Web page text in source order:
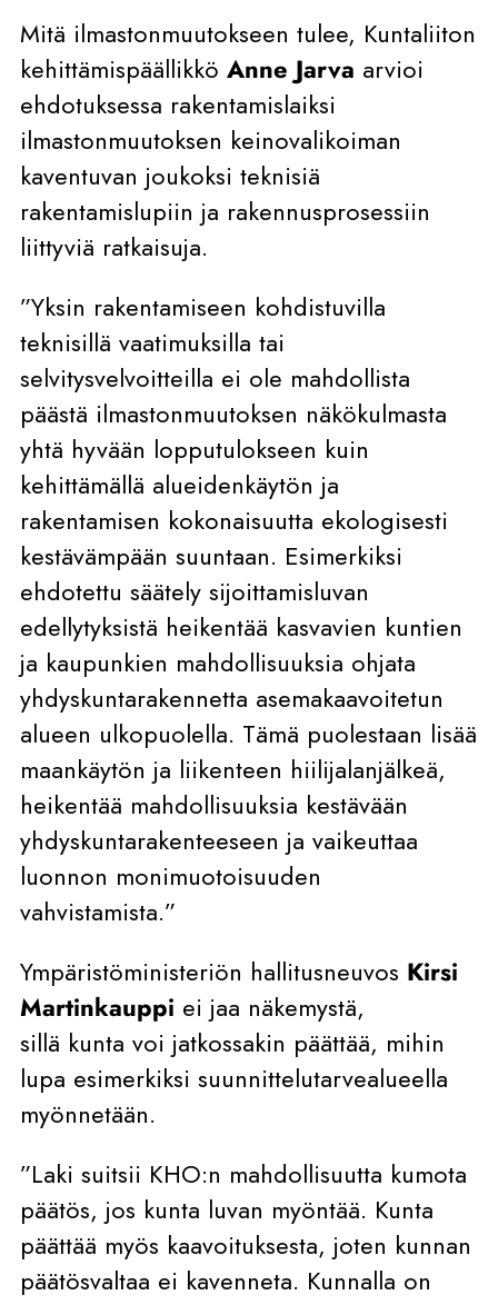
Mitä ilmastonmuutokseen tulee, Kuntaliiton
kehittämispäällikkö Anne Jarva arvioi
ehdotuksessa rakentamislaiksi
ilmastonmuutoksen keinovalikoiman
kaventuvan joukoksi teknisiä
rakentamislupiin ja rakennusprosessiin
liittyviä ratkaisuja.
”Yksin rakentamiseen kohdistuvilla
teknisillä vaatimuksilla tai
selvitysvelvoitteilla ei ole mahdollista
päästä ilmastonmuutoksen näkökulmasta
yhtä hyvään lopputulokseen kuin
kehittämällä alueidenkäytön ja
rakentamisen kokonaisuutta ekologisesti
kestävämpään suuntaan. Esimerkiksi
ehdotettu säätely sijoittamisluvan
edellytyksistä heikentää kasvavien kuntien
ja kaupunkien mahdollisuuksia ohjata
yhdyskuntarakennetta asemakaavoitetun
alueen ulkopuolella. Tämä puolestaan lisää
maankäytön ja liikenteen hiilijalanjälkeä,
heikentää mahdollisuuksia kestävään
yhdyskuntarakenteeseen ja vaikeuttaa
luonnon monimuotoisuuden
vahvistamista.”
Ympäristöministeriön hallitusneuvos Kirsi
Martinkauppi ei jaa näkemystä,
sillä kunta voi jatkossakin päättää, mihin
lupa esimerkiksi suunnittelutarvealueella
myönnetään.
”Laki suitsii KHO:n mahdollisuutta kumota
päätös, jos kunta luvan myöntää. Kunta
päättää myös kaavoituksesta, joten kunnan
päätösvaltaa ei kavenneta. Kunnalla on